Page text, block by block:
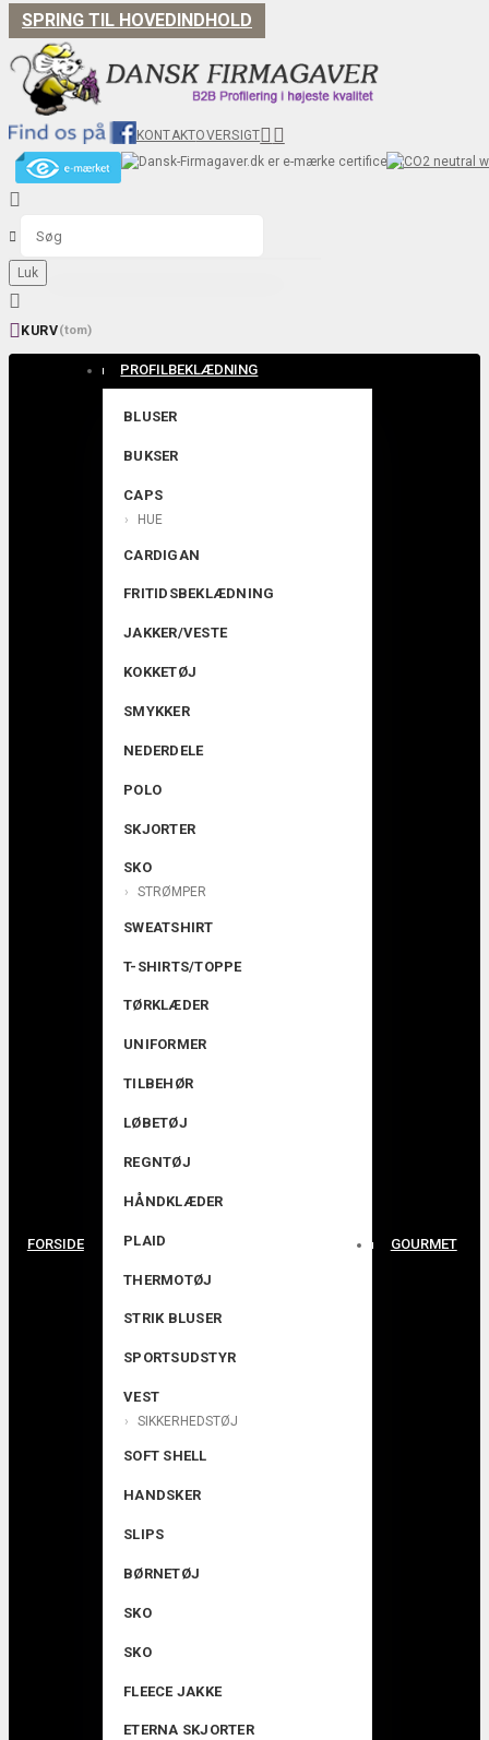
SPRING TIL HOVEDINDHOLD
KONTAKTOVERSIGT


Luk

KURV(tom)
FORSIDE
PROFILBEKLÆDNING
BLUSER
BUKSER
CAPS
HUE
CARDIGAN
FRITIDSBEKLÆDNING
JAKKER/VESTE
KOKKETØJ
SMYKKER
NEDERDELE
POLO
SKJORTER
SKO
STRØMPER
SWEATSHIRT
T-SHIRTS/TOPPE
TØRKLÆDER
UNIFORMER
TILBEHØR
LØBETØJ
REGNTØJ
HÅNDKLÆDER
PLAID
THERMOTØJ
STRIK BLUSER
SPORTSUDSTYR
VEST
SIKKERHEDSTØJ
SOFT SHELL
HANDSKER
SLIPS
BØRNETØJ
SKO
SKO
FLEECE JAKKE
ETERNA SKJORTER
GOURMET